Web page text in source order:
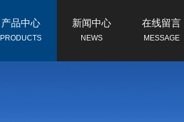
产品中心
PRODUCTS
新闻中心
NEWS
在线留言
MESSAGE